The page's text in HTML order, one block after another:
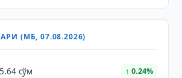
(МБ, 07.08.2026)
сўм ↑ 0.24%